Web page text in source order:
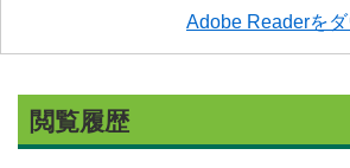
Adobe Readerを
閲覧履歴